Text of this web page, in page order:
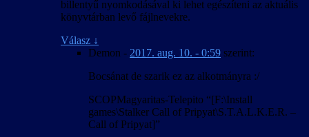
billentyű nyomkodásával ki lehet egészíteni az aktuális
könyvtárban levő fájlnevekre.
Válasz ↓
Demon - 2017. aug. 10. - 0:59 szerint:
Bocsánat de szarik ez az alkotmányra :/
SCOPMagyaritas-Telepito “[F:\Install
games\Stalker Call of Pripyat\S.T.A.L.K.E.R. –
Call of Pripyat]”